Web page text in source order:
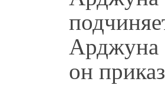
Арджуна
он